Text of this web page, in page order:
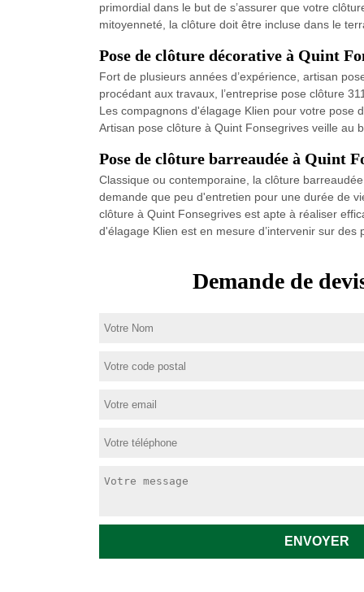
primordial dans le but de s’assurer que votre
mitoyenneté, la clôture doit être incluse dans le
Pose de clôture décorative à Quint
Fort de plusieurs années d’expérience, artisan
procédant aux travaux, l’entreprise pose clôture
Les compagnons d'élagage Klien pour votre pose
Artisan pose clôture à Quint Fonsegrives veille au
Pose de clôture barreaudée à Quint
Classique ou contemporaine, la clôture
demande que peu d'entretien pour une durée de
clôture à Quint Fonsegrives est apte à réaliser
d'élagage Klien est en mesure d’intervenir sur
Demande de